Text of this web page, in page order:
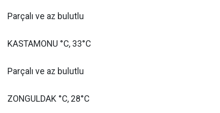
Parçalı ve az bulutlu
KASTAMONU °C, 33°C
Parçalı ve az bulutlu
ZONGULDAK °C, 28°C